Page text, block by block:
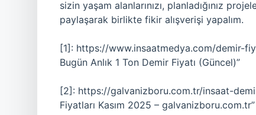
sizin yaşam alanlarınızı, planladığınız
paylaşarak birlikte fikir alışverişi yapalım.
[1]: https://www.insaatmedya.com/demir-
Bugün Anlık 1 Ton Demir Fiyatı (Güncel)”
[2]: https://galvanizboru.com.tr/insaat-
Fiyatları Kasım 2025 – galvanizboru.com.tr”